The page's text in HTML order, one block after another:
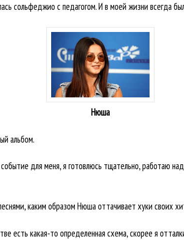
сольфеджио с педагогом. И в моей жизни всегда
Нюша
альбом.
для меня, я готовлюсь тщательно, работаю
каким образом Нюша оттачивает хуки своих
есть какая-то определенная схема, скорее я